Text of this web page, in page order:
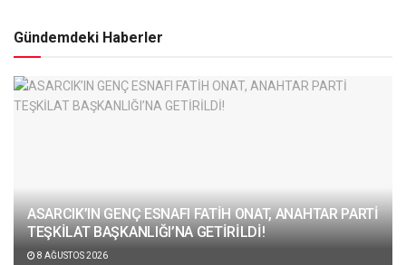
Gündemdeki Haberler
ASARCIK’IN GENÇ ESNAFI FATİH ONAT, ANAHTAR PARTİ
TEŞKİLAT BAŞKANLIĞI’NA GETİRİLDİ!
8 AĞUSTOS 2026